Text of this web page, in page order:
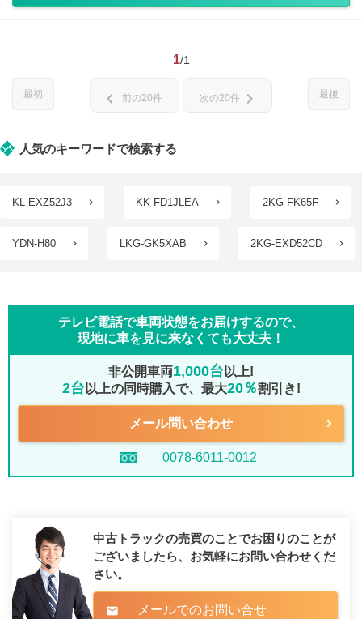
1/1
最初 最後
chevron_left 前の20件 次の20件 chevron_right
人気のキーワードで検索する
KL-EXZ52J3 KK-FD1JLEA 2KG-FK65F
YDN-H80 LKG-GK5XAB 2KG-EXD52CD
テレビ電話で車両状態をお届けするので、
現地に車を見に来なくても大丈夫！
非公開車両1,000台 以上!
2台 以上の同時購入で、最大20％割引き!
メール問い合わせ
0078-6011-0012
中古トラックの売買のことでお困りのことが
ございましたら、 お気軽にお問い合わせくだ
さい。
mail メールでのお問い合せ